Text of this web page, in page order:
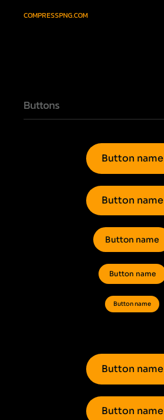
COMPRESSPNG.COM
Buttons
Button name
Button name
Button name
Button name
Button name
Button name
Button name